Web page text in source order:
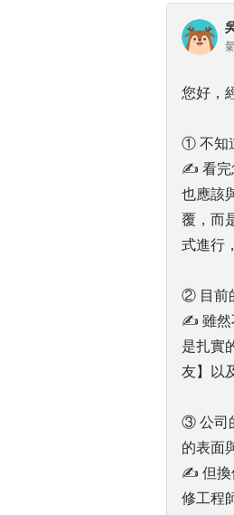
您好，
① 不知
✍ 看完
也應該
覆，而
式進行
② 目前
✍ 雖然
是扎實
友】以
③ 公司
的表面
✍ 但換
修工程